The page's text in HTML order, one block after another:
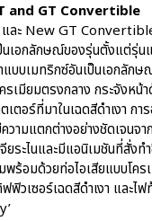
and GT Convertible
ะ New GT Convertible
เอกลักษณ์ของรุ่นตั้งแต่รุ่น
บบเมทริกซ์อันเป็นเอกลัก
รเมียมตรงกลาง กระจังหน้
ตอร์ที่มาในเฉดสีดำเงา ก
วามแตกต่างอย่างชัดเจนจ
ยระไนและมีแอนิเมชันที่สั่งท
ร้อมด้วยท่อไอเสียแบบโคร
ฟิวเซอร์เฉดสีดำเงา และไ